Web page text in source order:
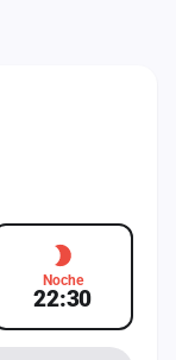
Noche
22:30